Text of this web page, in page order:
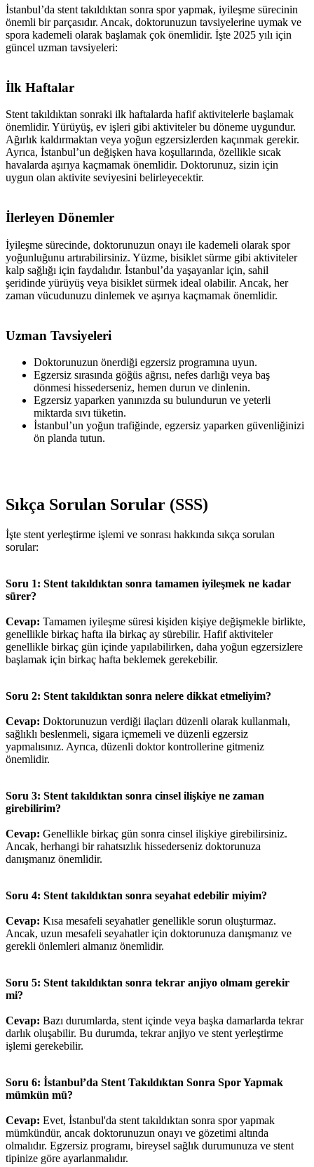
İstanbul’da stent takıldıktan sonra spor yapmak, iyileşme sürecinin
önemli bir parçasıdır. Ancak, doktorunuzun tavsiyelerine uymak ve
spora kademeli olarak başlamak çok önemlidir. İşte 2025 yılı için
güncel uzman tavsiyeleri:
İlk Haftalar
Stent takıldıktan sonraki ilk haftalarda hafif aktivitelerle başlamak
önemlidir. Yürüyüş, ev işleri gibi aktiviteler bu döneme uygundur.
Ağırlık kaldırmaktan veya yoğun egzersizlerden kaçınmak gerekir.
Ayrıca, İstanbul’un değişken hava koşullarında, özellikle sıcak
havalarda aşırıya kaçmamak önemlidir. Doktorunuz, sizin için
uygun olan aktivite seviyesini belirleyecektir.
İlerleyen Dönemler
İyileşme sürecinde, doktorunuzun onayı ile kademeli olarak spor
yoğunluğunu artırabilirsiniz. Yüzme, bisiklet sürme gibi aktiviteler
kalp sağlığı için faydalıdır. İstanbul’da yaşayanlar için, sahil
şeridinde yürüyüş veya bisiklet sürmek ideal olabilir. Ancak, her
zaman vücudunuzu dinlemek ve aşırıya kaçmamak önemlidir.
Uzman Tavsiyeleri
Doktorunuzun önerdiği egzersiz programına uyun.
Egzersiz sırasında göğüs ağrısı, nefes darlığı veya baş
dönmesi hissederseniz, hemen durun ve dinlenin.
Egzersiz yaparken yanınızda su bulundurun ve yeterli
miktarda sıvı tüketin.
İstanbul’un yoğun trafiğinde, egzersiz yaparken güvenliğinizi
ön planda tutun.
Sıkça Sorulan Sorular (SSS)
İşte stent yerleştirme işlemi ve sonrası hakkında sıkça sorulan
sorular:
Soru 1: Stent takıldıktan sonra tamamen iyileşmek ne kadar
sürer?
Cevap: Tamamen iyileşme süresi kişiden kişiye değişmekle birlikte,
genellikle birkaç hafta ila birkaç ay sürebilir. Hafif aktiviteler
genellikle birkaç gün içinde yapılabilirken, daha yoğun egzersizlere
başlamak için birkaç hafta beklemek gerekebilir.
Soru 2: Stent takıldıktan sonra nelere dikkat etmeliyim?
Cevap: Doktorunuzun verdiği ilaçları düzenli olarak kullanmalı,
sağlıklı beslenmeli, sigara içmemeli ve düzenli egzersiz
yapmalısınız. Ayrıca, düzenli doktor kontrollerine gitmeniz
önemlidir.
Soru 3: Stent takıldıktan sonra cinsel ilişkiye ne zaman
girebilirim?
Cevap: Genellikle birkaç gün sonra cinsel ilişkiye girebilirsiniz.
Ancak, herhangi bir rahatsızlık hissederseniz doktorunuza
danışmanız önemlidir.
Soru 4: Stent takıldıktan sonra seyahat edebilir miyim?
Cevap: Kısa mesafeli seyahatler genellikle sorun oluşturmaz.
Ancak, uzun mesafeli seyahatler için doktorunuza danışmanız ve
gerekli önlemleri almanız önemlidir.
Soru 5: Stent takıldıktan sonra tekrar anjiyo olmam gerekir
mi?
Cevap: Bazı durumlarda, stent içinde veya başka damarlarda tekrar
darlık oluşabilir. Bu durumda, tekrar anjiyo ve stent yerleştirme
işlemi gerekebilir.
Soru 6: İstanbul’da Stent Takıldıktan Sonra Spor Yapmak
mümkün mü?
Cevap: Evet, İstanbul'da stent takıldıktan sonra spor yapmak
mümkündür, ancak doktorunuzun onayı ve gözetimi altında
olmalıdır. Egzersiz programı, bireysel sağlık durumunuza ve stent
tipinize göre ayarlanmalıdır.